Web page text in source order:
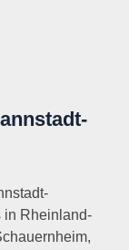
in Rheinland-